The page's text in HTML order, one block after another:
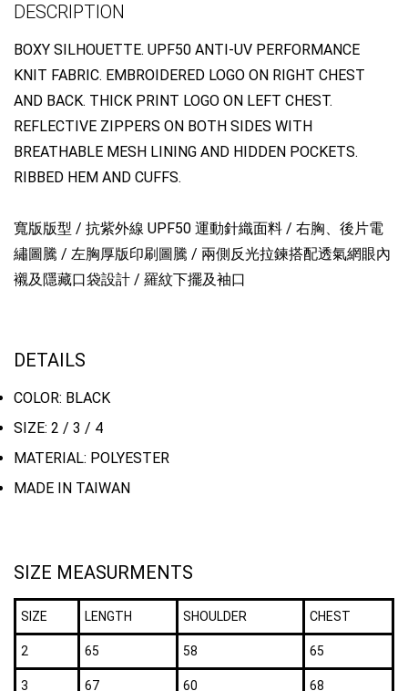
DESCRIPTION
BOXY SILHOUETTE. UPF50 ANTI-UV PERFORMANCE
KNIT FABRIC. EMBROIDERED LOGO ON RIGHT CHEST
AND BACK. THICK PRINT LOGO ON LEFT CHEST.
REFLECTIVE ZIPPERS ON BOTH SIDES WITH
BREATHABLE MESH LINING AND HIDDEN POCKETS.
RIBBED HEM AND CUFFS.
寬版版型 / 抗紫外線 UPF50 運動針織面料 / 右胸、後片電
繡圖騰 / 左胸厚版印刷圖騰 / 兩側反光拉鍊搭配透氣網眼內
襯及隱藏口袋設計 / 羅紋下擺及袖口
DETAILS
COLOR: BLACK
SIZE: 2 / 3 / 4
MATERIAL: POLYESTER
MADE IN TAIWAN
SIZE MEASURMENTS
SIZE LENGTH SHOULDER CHEST
2 65 58 65
3 67 60 68